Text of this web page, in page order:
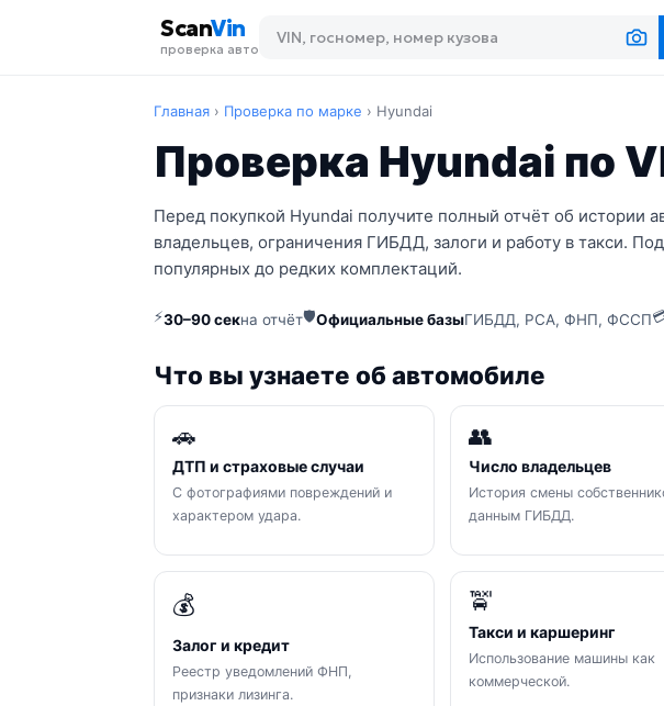
ScanVin
проверка авто
Главная › Проверка по марке › Hyundai
Проверка Hyundai по
Перед покупкой Hyundai получите полный отчёт об истории
владельцев, ограничения ГИБДД, залоги и работу в такси.
популярных до редких комплектаций.
⚡30–90 секна отчёт🛡Официальные базыГИБДД, РСА, ФНП, ФССП
Что вы узнаете об автомобиле
🚗
ДТП и страховые случаи
С фотографиями повреждений и
характером удара.
👥
Число владельцев
История смены
данным ГИБДД.
💰
Залог и кредит
Реестр уведомлений ФНП,
признаки лизинга.
🚖
Такси и каршеринг
Использование машины как
коммерческой.